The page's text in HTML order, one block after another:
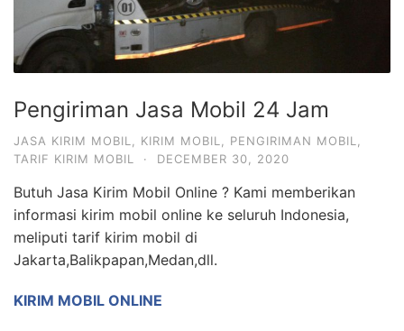
Pengiriman Jasa Mobil 24 Jam
JASA KIRIM MOBIL KIRIM MOBIL PENGIRIMAN MOBIL
TARIF KIRIM MOBIL
· DECEMBER 30, 2020
Butuh Jasa Kirim Mobil Online ? Kami memberikan
informasi kirim mobil online ke seluruh Indonesia,
meliputi tarif kirim mobil di
Jakarta,Balikpapan,Medan,dll.
KIRIM MOBIL ONLINE